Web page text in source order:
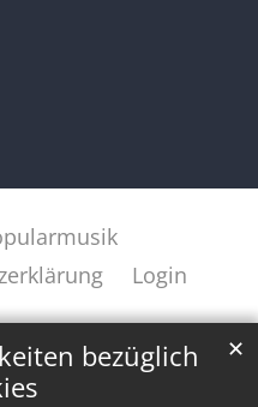
bezüglich
✕
Login